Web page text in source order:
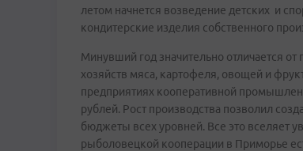
летом начнется возведение детских и
кондитерские изделия собственного
Минувший год значительно отличается
хозяйств мяса, картофеля, овощей и
предприятиях кооперативной
рублей. Рост производства позволил
бюджеты всех уровней. Все это вселяет
рыболовецкой кооперации в Приморье